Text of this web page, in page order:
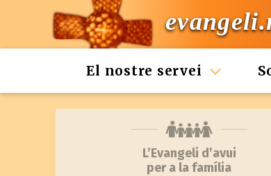
El nostre servei
L’Evangeli d’avui
per a la família